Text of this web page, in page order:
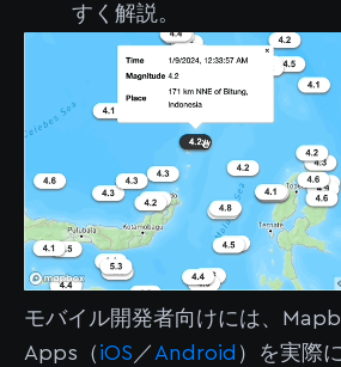
すく解説。
モバイル開発者向けには、
Apps（ iOS ／Android ）を実際